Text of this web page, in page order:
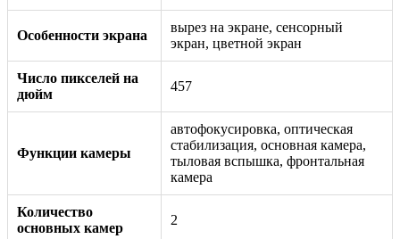
Особенности экрана
вырез на экране, сенсорный
экран, цветной экран
Число пикселей на
дюйм
457
Функции камеры
автофокусировка, оптическая
стабилизация, основная камера,
тыловая вспышка, фронтальная
камера
Количество
основных камер
2